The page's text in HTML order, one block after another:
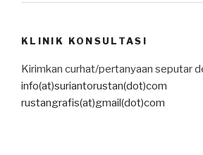
KLINIK KONSULTASI
Kirimkan curhat/pertanyaan seputar
info(at)suriantorustan(dot)com
rustangrafis(at)gmail(dot)com